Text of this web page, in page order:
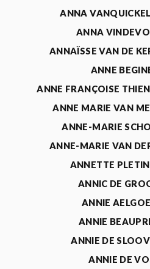
ANNA
ANNA
ANNAÏSSE VAN DE
ANNE
ANNE FRANÇOISE
ANNE MARIE VAN
ANNE-MARIE
ANNE-MARIE VAN
ANNETTE
ANNIC DE
ANNIE
ANNIE
ANNIE DE
ANNIE DE